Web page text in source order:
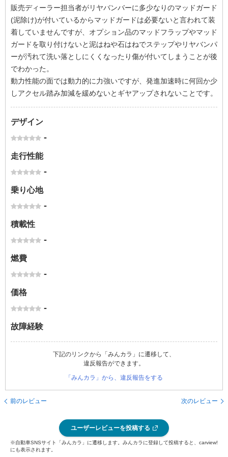
販売ディーラー担当者がリヤバンバーに多少なりのマッドガード
(泥除け)が付いているからマッドガードは必要ないと言われて装
着していませんですが、オプション品のマッドフラップやマッド
ガードを取り付けないと泥はねや石はねでステップやリヤバンパ
ーが汚れて洗い落としにくくなったり傷が付いてしまうことが後
でわかった。
動力性能の面では動力的に力強いですが、発進加速時に何回か少
しアクセル踏み加減を緩めないとギヤアップされないことです。
デザイン
-
走行性能
-
乗り心地
-
積載性
-
燃費
-
価格
-
故障経験
下記のリンクから「みんカラ」に遷移して、
違反報告ができます。
「みんカラ」から、違反報告をする
前のレビュー 次のレビュー
ユーザーレビューを投稿する
※自動車SNSサイト「みんカラ」に遷移します。みんカラに登録して投稿すると、carview!
にも表示されます。